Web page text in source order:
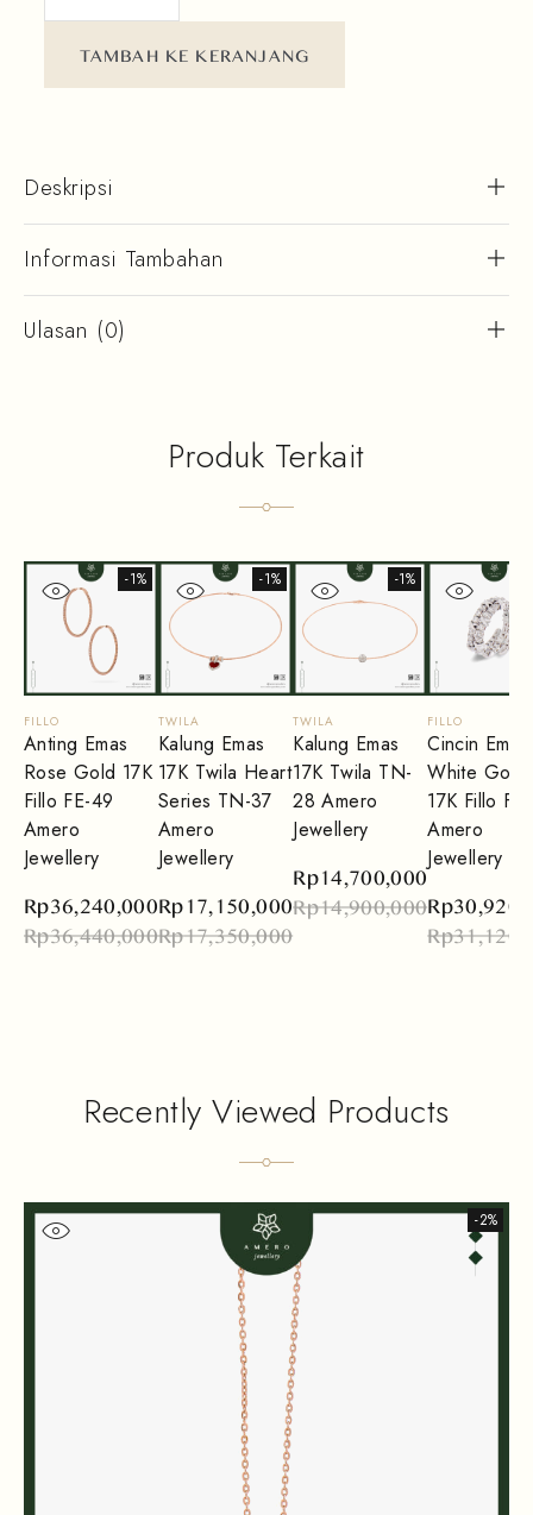
TAMBAH KE KERANJANG
Deskripsi
Informasi Tambahan
Ulasan (0)
Produk Terkait
-1%
FILLO
Anting Emas
Rose Gold 17K
Fillo FE-49
Amero
Jewellery
Rp36,440,000
Rp36,240,000
-1%
TWILA
Kalung Emas
17K Twila Heart
Series TN-37
Amero
Jewellery
Rp17,350,000
Rp17,150,000
-1%
TWILA
Kalung Emas
17K Twila TN-
28 Amero
Jewellery
Rp14,900,000
Rp14,700,000
FILLO
Cincin Emas
White Gold
17K Fillo
Amero
Jewellery
Rp
Rp
Recently Viewed Products
-2%